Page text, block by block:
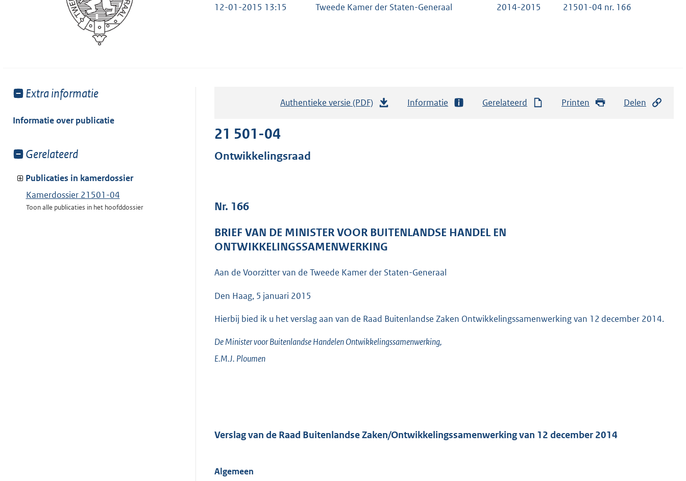
12-01-2015 13:15 Tweede Kamer der Staten-Generaal 2014-2015 21501-04 nr. 166
Toon
van:
Extra informatie
Informatie over publicatie
Toon
van:
Gerelateerd
Publicaties in kamerdossier
Kamerdossier 21501-04
Toon alle publicaties in het hoofddossier
Authentieke versie (PDF)
r
o
o
t
5
1
Informatie Gerelateerd Printen Delen
21 501-04
Ontwikkelingsraad
Nr. 166
BRIEF VAN DE MINISTER VOOR BUITENLANDSE HANDEL EN
ONTWIKKELINGSSAMENWERKING
Aan de Voorzitter van de Tweede Kamer der Staten-Generaal
Den Haag, 5 januari 2015
Hierbij bied ik u het verslag aan van de Raad Buitenlandse Zaken Ontwikkelingssamenwerking van 12 december 2014.
De Minister voor Buitenlandse Handelen Ontwikkelingssamenwerking,
E.M.J. Ploumen
Verslag van de Raad Buitenlandse Zaken/Ontwikkelingssamenwerking van 12 december 2014
Algemeen